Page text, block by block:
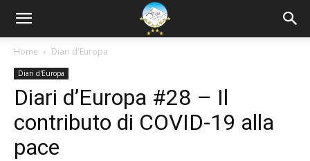
Home Diari d'Europa
Diari d'Europa
Diari d’Europa #28 – Il
contributo di COVID-19 alla
pace